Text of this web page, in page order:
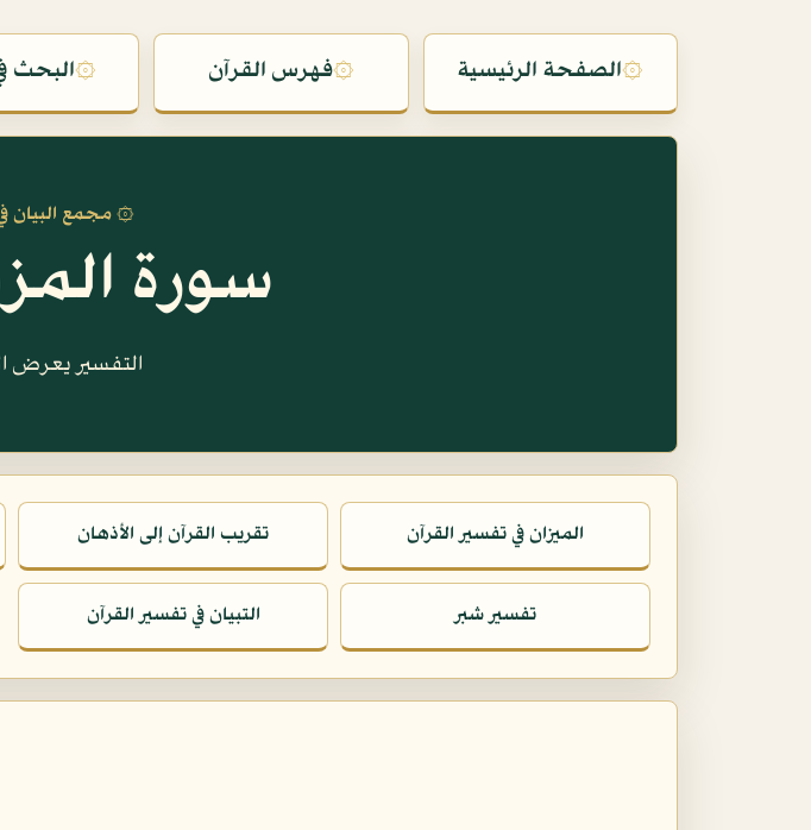
۞الصفحة الرئيسية ۞فهرس القرآن ۞البحث
۞ مجمع البيان
سورة
التفسير يعرض الآيات
الميزان في تفسير القرآن تقريب القرآن إلى الأذهان
تفسير شبر التبيان في تفسير القرآن